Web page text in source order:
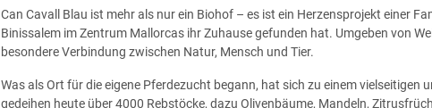
Can Cavall Blau ist mehr als nur ein Biohof – es ist ein Herzensprojekt einer
Binissalem im Zentrum Mallorcas ihr Zuhause gefunden hat. Umgeben von
besondere Verbindung zwischen Natur, Mensch und Tier.
Was als Ort für die eigene Pferdezucht begann, hat sich zu einem
gedeihen heute über 4000 Rebstöcke, dazu Olivenbäume, Mandeln,